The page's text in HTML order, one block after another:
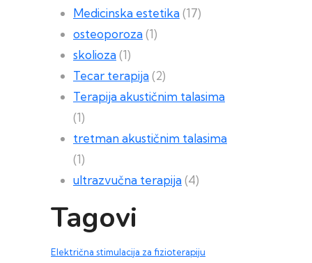
Medicinska estetika (17)
osteoporoza (1)
skolioza (1)
Tecar terapija (2)
Terapija akustičnim talasima
(1)
tretman akustičnim talasima
(1)
ultrazvučna terapija (4)
Tagovi
Električna stimulacija za fizioterapiju